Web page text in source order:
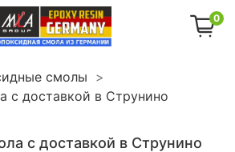
0
смолы
с доставкой в Струнино
с доставкой в Струнино